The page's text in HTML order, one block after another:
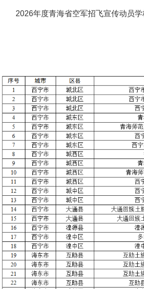
2026年度青海省空军招飞宣传动员学